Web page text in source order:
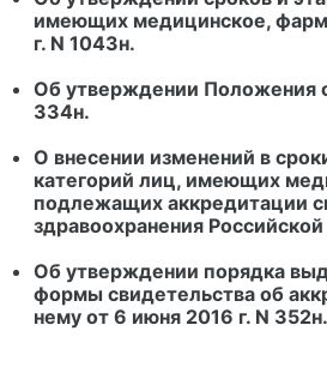
имеющих медицинское,
г. N 1043н.
Об утверждении Положения
334н.
О внесении изменений в
категорий лиц, имеющих
подлежащих аккредитации
здравоохранения
Об утверждении порядка
формы свидетельства об
нему от 6 июня 2016 г. N 352н.